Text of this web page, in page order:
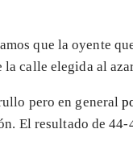
que la oyente
la calle elegida al
pero en general
El resultado de 44-